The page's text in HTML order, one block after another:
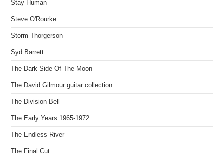
Stay Human
Steve O'Rourke
Storm Thorgerson
Syd Barrett
The Dark Side Of The Moon
The David Gilmour guitar collection
The Division Bell
The Early Years 1965-1972
The Endless River
The Final Cut